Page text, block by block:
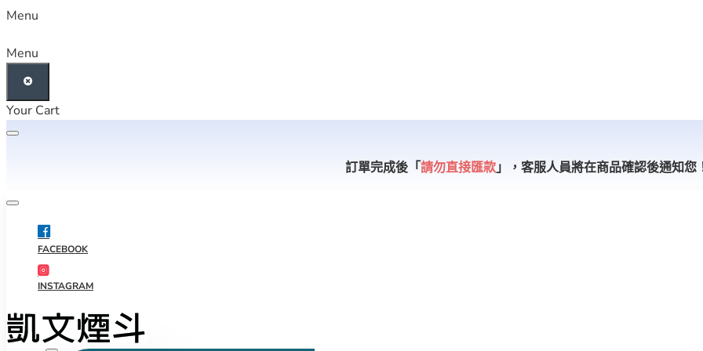
Menu
Menu
Your Cart
訂單完成後「請勿直接匯款 」， 客服人員將在商品確認後通知您
FACEBOOK
INSTAGRAM